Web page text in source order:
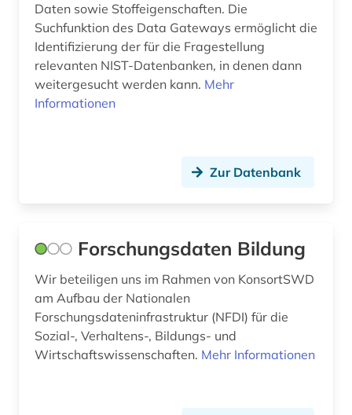
Daten sowie Stoffeigenschaften. Die
Suchfunktion des Data Gateways ermöglicht die
Identifizierung der für die Fragestellung
relevanten NIST-Datenbanken, in denen dann
weitergesucht werden kann. Mehr
Informationen
Zur Datenbank
Forschungsdaten Bildung
Wir beteiligen uns im Rahmen von KonsortSWD
am Aufbau der Nationalen
Forschungsdateninfrastruktur (NFDI) für die
Sozial-, Verhaltens-, Bildungs- und
Wirtschaftswissenschaften. Mehr Informationen